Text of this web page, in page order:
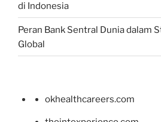
di Indonesia
Peran Bank Sentral Dunia dalam
Global
okhealthcareers.com